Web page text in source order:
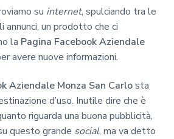
su internet, spulciando tra le
un prodotto che ci
la Pagina Facebook Aziendale
avere nuove informazioni.
Aziendale Monza San Carlosta
d’uso. Inutile dire che è
riguarda una buona pubblicità,
questo grande social, ma va detto